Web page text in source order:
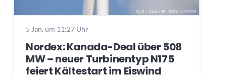
5 Jan. um 11:27 Uhr
Nordex: Kanada-Deal über 508
MW – neuer Turbinentyp N175
feiert Kältestart im Eiswind